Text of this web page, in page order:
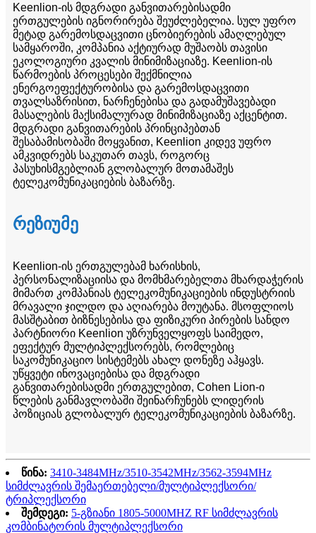
Keenlion-ის მდგრადი განვითარებისადმი
ერთგულების იგნორირება შეუძლებელია. სულ უფრო
მეტად გარემოსდაცვითი ცნობიერების ამაღლებულ
სამყაროში, კომპანია აქტიურად მუშაობს თავისი
ეკოლოგიური კვალის მინიმიზაციაზე. Keenlion-ის
წარმოების პროცესები შექმნილია
ენერგოეფექტურობისა და გარემოსდაცვითი
თვალსაზრისით, ნარჩენებისა და გადამუშავებადი
მასალების მაქსიმალურად მინიმიზაციაზე აქცენტით.
მდგრადი განვითარების პრინციპებთან
შესაბამისობაში მოყვანით, Keenlion კიდევ უფრო
ამკვიდრებს საკუთარ თავს, როგორც
პასუხისმგებლიან გლობალურ მოთამაშეს
ტელეკომუნიკაციების ბაზარზე.
რეზიუმე
Keenlion-ის ერთგულებამ ხარისხის,
პერსონალიზაციისა და მომხმარებელთა მხარდაჭერის
მიმართ კომპანიას ტელეკომუნიკაციების ინდუსტრიის
მრავალი ჯილდო და აღიარება მოუტანა. მსოფლიოს
მასშტაბით ბიზნესებისა და ფიზიკური პირების სანდო
პარტნიორი Keenlion უზრუნველყოფს საიმედო,
ეფექტურ მულტიპლექსორებს, რომლებიც
საკომუნიკაციო სისტემებს ახალ დონეზე აჰყავს.
უწყვეტი ინოვაციებისა და მდგრადი
განვითარებისადმი ერთგულებით, Cohen Lion-ი
წლების განმავლობაში შეინარჩუნებს ლიდერის
პოზიციას გლობალურ ტელეკომუნიკაციების ბაზარზე.
წინა: 3410-3484MHz/3510-3542MHz/3562-3594MHz
სიმძლავრის შემაერთებელი/მულტიპლექსორი/
ტრიპლექსორი
შემდეგი: 5-გზიანი 1805-5000MHZ RF სიმძლავრის
კომბინატორის მულტიპლექსორი